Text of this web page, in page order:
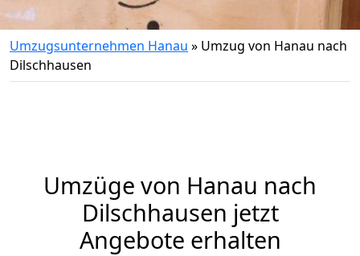
Umzugsunternehmen Hanau » Umzug von Hanau nach
Dilschhausen
Umzüge von Hanau nach
Dilschhausen jetzt
Angebote erhalten